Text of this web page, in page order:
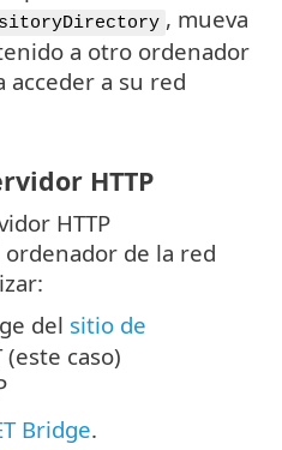
, mueva
a otro ordenador
acceder a su red
HTTP
HTTP
de la red
del sitio de
(este caso)
Bridge.